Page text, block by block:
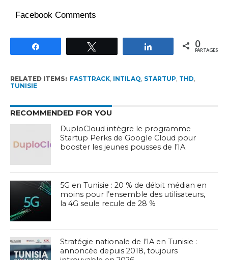
Facebook Comments
Partagez 0
PARTAGES
RELATED ITEMS: FASTTRACK, INTILAQ, STARTUP, THD,
TUNISIE
RECOMMENDED FOR YOU
DuploCloud intègre le programme
Startup Perks de Google Cloud pour
booster les jeunes pousses de l’IA
5G en Tunisie : 20 % de débit médian en
moins pour l’ensemble des utilisateurs,
la 4G seule recule de 28 %
Stratégie nationale de l’IA en Tunisie :
annoncée depuis 2018, toujours